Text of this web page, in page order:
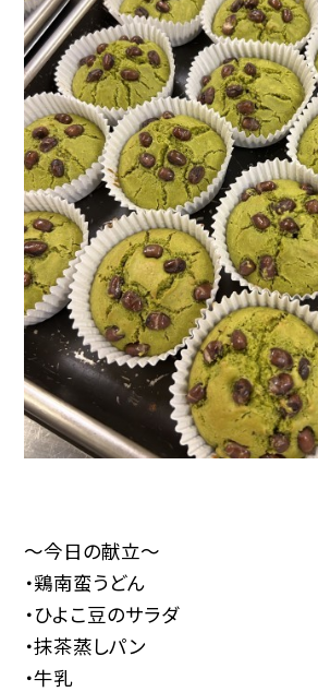
～今日の献立～
・鶏南蛮うどん
・ひよこ豆のサラダ
・抹茶蒸しパン
・牛乳